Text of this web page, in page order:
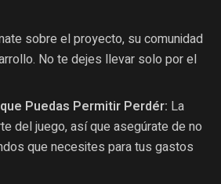
sobre el proyecto, su comunidad
No te dejes llevar solo por el
Puedas Permitir Perdér: La
del juego, así que asegúrate de no
que necesites para tus gastos